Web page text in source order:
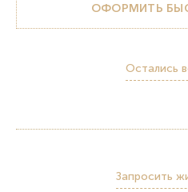
ОФОРМИТЬ
Остались
Запросить